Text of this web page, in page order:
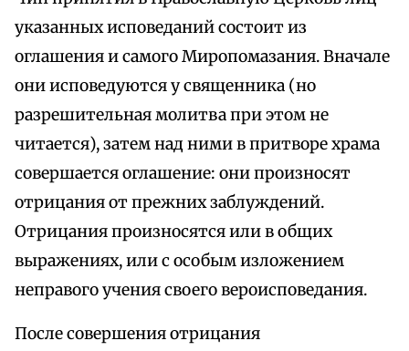
указанных исповеданий состоит из
оглашения и самого Миропомазания. Вначале
они исповедуются у священника (но
разрешительная молитва при этом не
читается), затем над ними в притворе храма
совершается оглашение: они произносят
отрицания от прежних заблуждений.
Отрицания произносятся или в общих
выражениях, или с особым изложением
неправого учения своего вероисповедания.
После совершения отрицания